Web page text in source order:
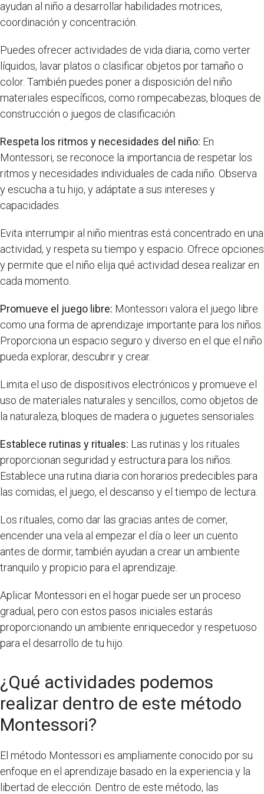
ayudan al niño a desarrollar habilidades motrices,
coordinación y concentración.
Puedes ofrecer actividades de vida diaria, como verter
líquidos, lavar platos o clasificar objetos por tamaño o
color. También puedes poner a disposición del niño
materiales específicos, como rompecabezas, bloques de
construcción o juegos de clasificación.
Respeta los ritmos y necesidades del niño: En
Montessori, se reconoce la importancia de respetar los
ritmos y necesidades individuales de cada niño. Observa
y escucha a tu hijo, y adáptate a sus intereses y
capacidades.
Evita interrumpir al niño mientras está concentrado en una
actividad, y respeta su tiempo y espacio. Ofrece opciones
y permite que el niño elija qué actividad desea realizar en
cada momento.
Promueve el juego libre: Montessori valora el juego libre
como una forma de aprendizaje importante para los niños.
Proporciona un espacio seguro y diverso en el que el niño
pueda explorar, descubrir y crear.
Limita el uso de dispositivos electrónicos y promueve el
uso de materiales naturales y sencillos, como objetos de
la naturaleza, bloques de madera o juguetes sensoriales.
Establece rutinas y rituales: Las rutinas y los rituales
proporcionan seguridad y estructura para los niños.
Establece una rutina diaria con horarios predecibles para
las comidas, el juego, el descanso y el tiempo de lectura.
Los rituales, como dar las gracias antes de comer,
encender una vela al empezar el día o leer un cuento
antes de dormir, también ayudan a crear un ambiente
tranquilo y propicio para el aprendizaje.
Aplicar Montessori en el hogar puede ser un proceso
gradual, pero con estos pasos iniciales estarás
proporcionando un ambiente enriquecedor y respetuoso
para el desarrollo de tu hijo.
¿Qué actividades podemos
realizar dentro de este método
Montessori?
El método Montessori es ampliamente conocido por su
enfoque en el aprendizaje basado en la experiencia y la
libertad de elección. Dentro de este método, las